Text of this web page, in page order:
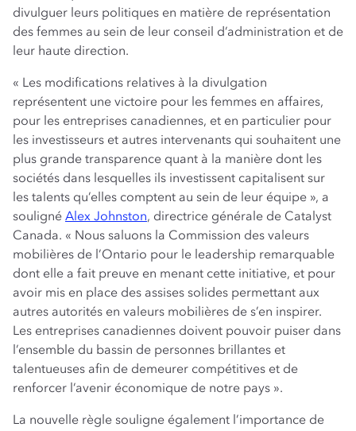
divulguer leurs politiques en matière de représentation
des femmes au sein de leur conseil d’administration et de
leur haute direction.
« Les modifications relatives à la divulgation
représentent une victoire pour les femmes en affaires,
pour les entreprises canadiennes, et en particulier pour
les investisseurs et autres intervenants qui souhaitent une
plus grande transparence quant à la manière dont les
sociétés dans lesquelles ils investissent capitalisent sur
les talents qu’elles comptent au sein de leur équipe », a
souligné Alex Johnston, directrice générale de Catalyst
Canada. « Nous saluons la Commission des valeurs
mobilières de l’Ontario pour le leadership remarquable
dont elle a fait preuve en menant cette initiative, et pour
avoir mis en place des assises solides permettant aux
autres autorités en valeurs mobilières de s’en inspirer.
Les entreprises canadiennes doivent pouvoir puiser dans
l’ensemble du bassin de personnes brillantes et
talentueuses afin de demeurer compétitives et de
renforcer l’avenir économique de notre pays ».
La nouvelle règle souligne également l’importance de